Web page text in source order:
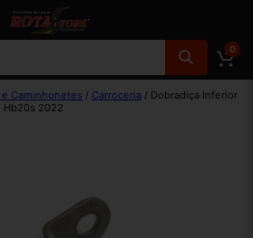
0
e Caminhonetes / Carroceria / Dobradiça Inferior
Hb20s 2022